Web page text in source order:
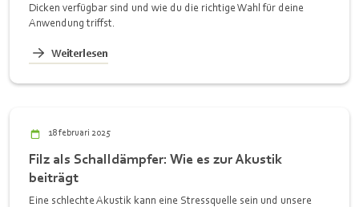
Dicken verfügbar sind und wie du die richtige Wahl für deine
Anwendung triffst.
Weiterlesen
18 februari 2025
Filz als Schalldämpfer: Wie es zur Akustik
beiträgt
Eine schlechte Akustik kann eine Stressquelle sein und unsere